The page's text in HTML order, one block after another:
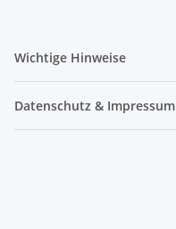
Wichtige Hinweise
Datenschutz & Impressum